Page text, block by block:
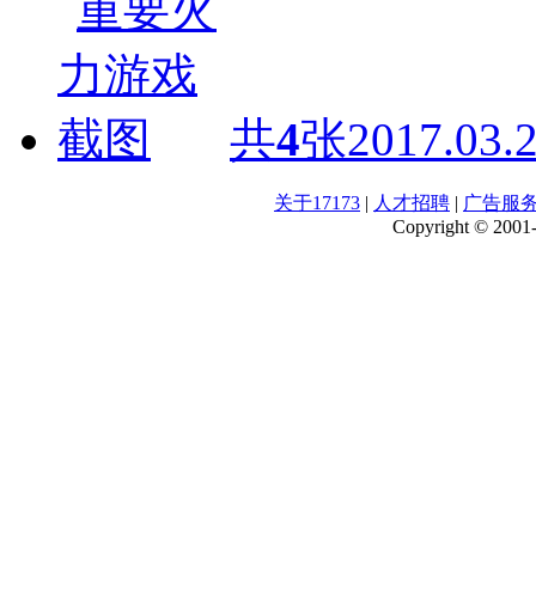
共4张
关于17173 | 人才招聘 | 广告服
Copyright ©